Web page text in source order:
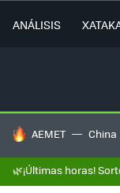
ANÁLISIS
HOY SE HABLA DE
AEMET China
🌿¡Últimas horas!